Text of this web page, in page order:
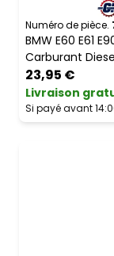
Numéro de pièce.
BMW E60 E61
Carburant
23,95 €
Livraison
Si payé avant